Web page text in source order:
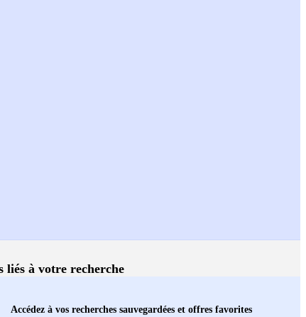
liés à votre recherche
Accédez à vos recherches sauvegardées et offres favorites